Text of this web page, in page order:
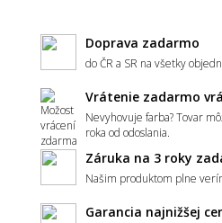
záťažovej triedy?
Aká hrubá by mala PVC
Doprava zadarmo
do ČR a SR na všetky
Vrátenie zadarmo
Nevyhovuje farba? Tovar
roka od odoslania.
Záruka na 3 roky
Našim produktom plne
Garancia najnižšej